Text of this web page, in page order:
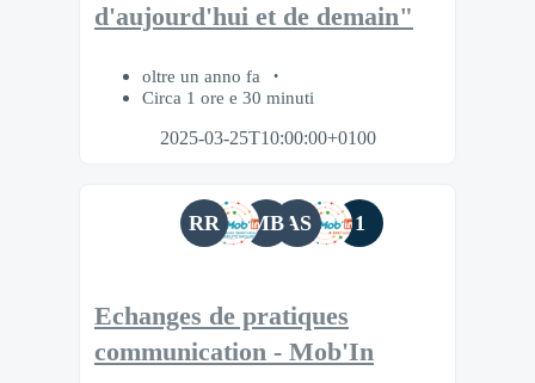
d'aujourd'hui et de demain"
oltre un anno fa
Circa 1 ore e 30 minuti
2025-03-25T10:00:00+0100
RR MBAS 1
Echanges de pratiques
communication - Mob'In